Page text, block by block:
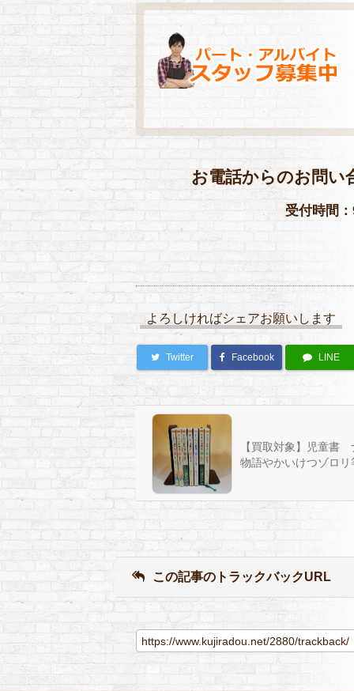
お電話からのお問い
受付時間
よろしければシェアお願いします
Twitter Facebook LINE
【買取対象】児童書
物語やかいけつゾロ
この記事のトラックバックURL